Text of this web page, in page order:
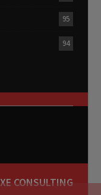
95
94
CONSULTING